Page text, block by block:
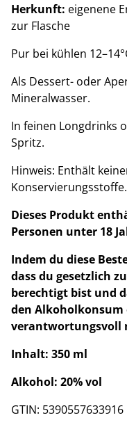
Herkunft: eigenene
zur Flasche
Pur bei kühlen
Als Dessert- oder
Mineralwasser.
In feinen Longdrinks
Spritz.
Hinweis: Enthält
Konservierungsstoffe.
Dieses Produkt
Personen unter 18
Indem du diese
dass du gesetzlich
berechtigt bist und
den
verantwortungsvoll
Inhalt: 350 ml
Alkohol: 20% vol
GTIN: 5390557633916